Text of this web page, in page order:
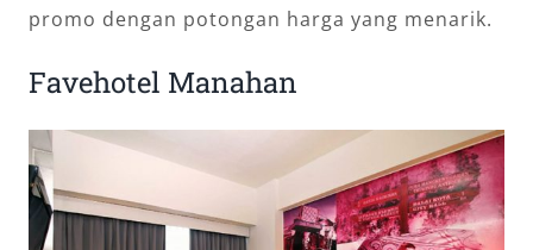
promo dengan potongan harga yang menarik.
Favehotel Manahan